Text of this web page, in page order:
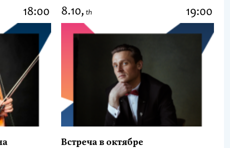
18:00 8.10, th 19:00
Встреча в октябре